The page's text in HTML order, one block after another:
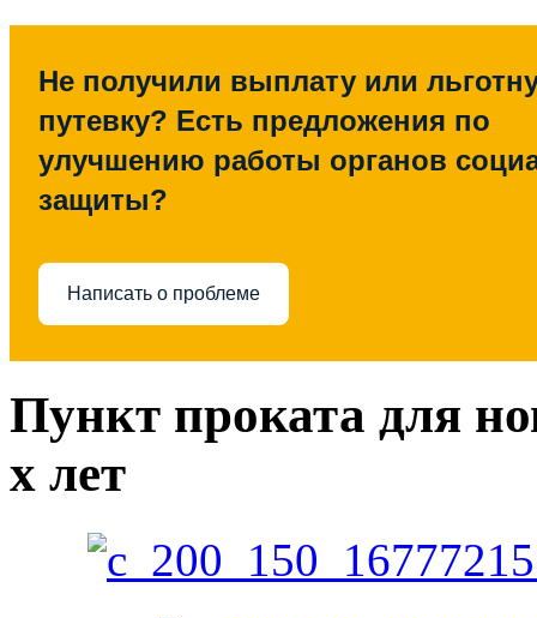
Не получили выплату или
путевку? Есть предложения по
улучшению работы органов
защиты?
Написать о проблеме
Пункт проката для
х лет